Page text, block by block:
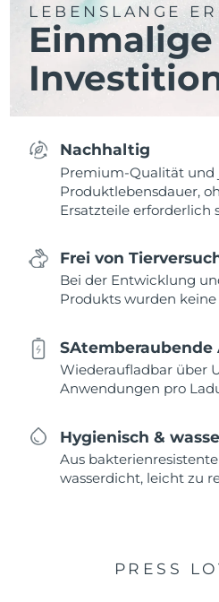
LEBENSLANGE
Einmalige
Nachhaltig
Premium-Qualität und
Produktlebensdauer,
Ersatzteile erforderlich
Frei von
Bei der Entwicklung
Produkts wurden
Wiederaufladbar über
Anwendungen pro
Hygienisch &
Aus
wasserdicht, leicht zu
PRESS